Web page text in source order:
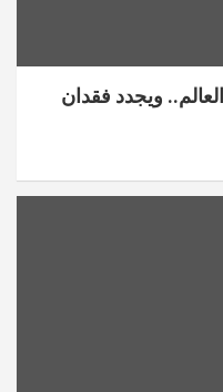
ويجدد فقدان